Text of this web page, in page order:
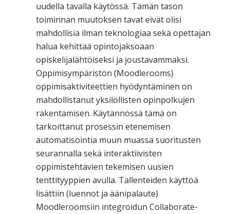
uudella tavalla käytössä. Tämän tason
toiminnan muutoksen tavat eivät olisi
mahdollisia ilman teknologiaa sekä opettajan
halua kehittää opintojaksoaan
opiskelijalähtöiseksi ja joustavammaksi.
Oppimisympäristön (Moodlerooms)
oppimisaktiviteettien hyödyntäminen on
mahdollistanut yksilöllisten opinpolkujen
rakentamisen. Käytännössä tämä on
tarkoittanut prosessin etenemisen
automatisointia muun muassa suoritusten
seurannalla sekä interaktiivisten
oppimistehtävien tekemisen uusien
tenttityyppien avulla. Tallenteiden käyttöä
lisättiin (luennot ja äänipalaute)
Moodleroomsiin integroidun Collaborate-